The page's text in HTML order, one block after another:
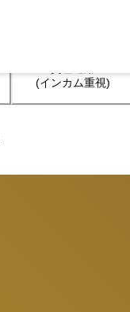
(インカム重視)